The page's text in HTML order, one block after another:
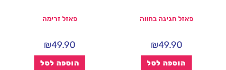
פאזל חגיגה בחווה
₪49.90
הוספה לסל
פאזל זרימה
₪49.90
הוספה לסל